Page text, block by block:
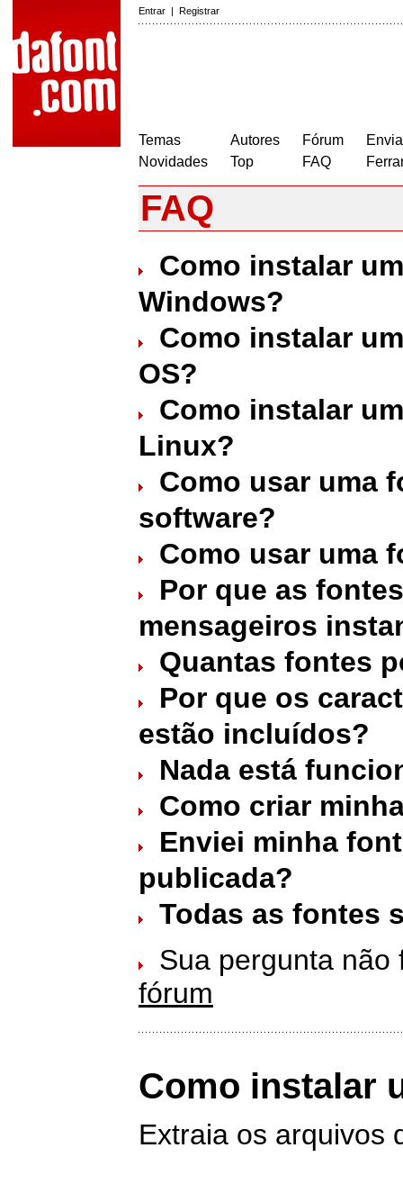
Entrar | Registrar
Temas
Novidades
Autores
Top
Fórum
FAQ
FAQ
Como instalar
Windows?
Como instalar
OS?
Como instalar
Linux?
Como usar uma
software?
Como usar uma
Por que as
mensageiros
Quantas fontes
Por que os
estão incluídos?
Nada está
Como criar
Enviei minha
publicada?
Todas as fontes
Sua pergunta
fórum
Como instalar
Extraia os arquivos